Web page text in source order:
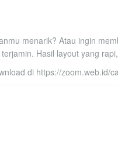
menarik? Atau ingin
Hasil layout yang
di https://zoom.web.id/